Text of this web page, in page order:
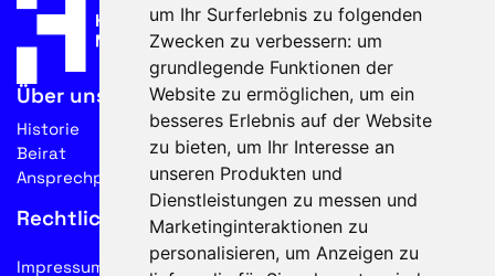
um Ihr Surferlebnis zu folgenden
Zwecken zu verbessern: um
grundlegende Funktionen der
Website zu ermöglichen, um ein
besseres Erlebnis auf der Website
zu bieten, um Ihr Interesse an
unseren Produkten und
Dienstleistungen zu messen und
Marketinginteraktionen zu
personalisieren, um Anzeigen zu
Über uns
Historie
Beirat
Ansprechpartner
Rechtliches
Impressum